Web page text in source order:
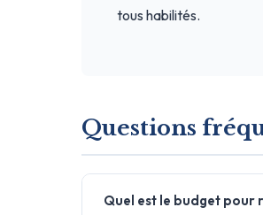
tous habilités.
Questions
Quel est le budget pour